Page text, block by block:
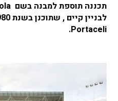
תכננה תוספת למבנה בשם Gavina Escola
לבניין קיים , שתוכנן בשנת 1980 על ידי האדריכל
Portaceli
.